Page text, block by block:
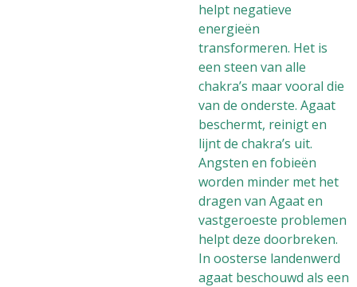
helpt negatieve
energieën
transformeren. Het is
een steen van alle
chakra’s maar vooral die
van de onderste. Agaat
beschermt, reinigt en
lijnt de chakra’s uit.
Angsten en fobieën
worden minder met het
dragen van Agaat en
vastgeroeste problemen
helpt deze doorbreken.
In oosterse landenwerd
agaat beschouwd als een